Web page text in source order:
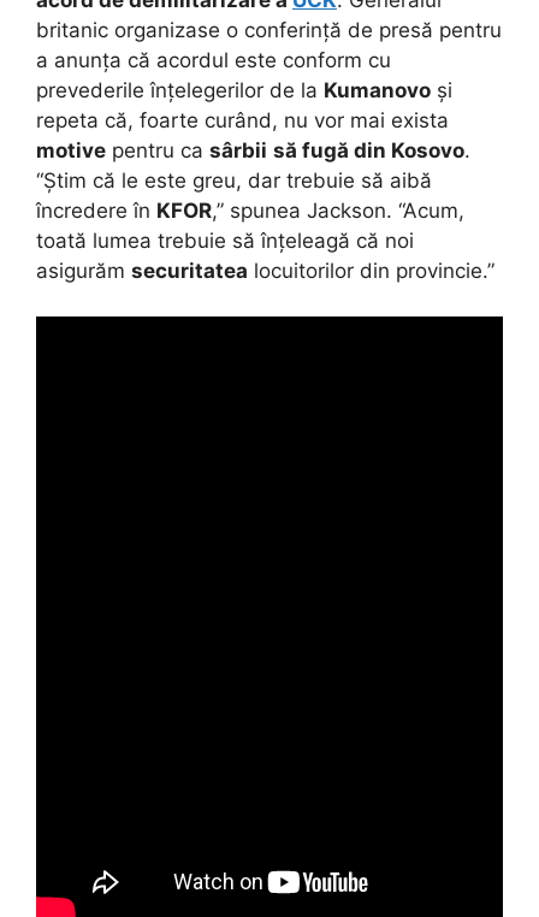
britanic organizase o conferință de presă pentru
a anunța că acordul este conform cu
prevederile înțelegerilor de la Kumanovo și
repeta că, foarte curând, nu vor mai exista
motive pentru ca sârbii să fugă din Kosovo.
“Știm că le este greu, dar trebuie să aibă
încredere în KFOR,” spunea Jackson. “Acum,
toată lumea trebuie să înțeleagă că noi
asigurăm securitatea locuitorilor din provincie.”